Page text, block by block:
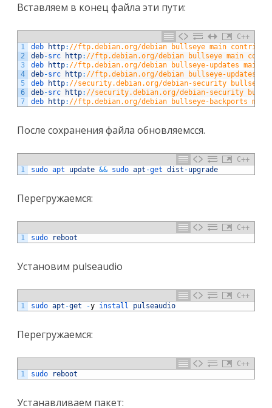
Вставляем в конец файла эти пути:
C++
1
2
3
4
5
6
7
deb http: //ftp.debian.org/debian bullseye main contrib
deb-src http: //ftp.debian.org/debian bullseye main
deb
http: //ftp.debian.org/debian bullseye-updates main
deb-src http: //ftp.debian.org/debian bullseye-updates
deb
http: //security.debian.org/debian-security
deb-src http: //security.debian.org/debian-security
deb
http: //ftp.debian.org/debian bullseye-backports
После сохранения файла обновляемсся.
C++
1
sudo apt update && sudo apt -get dist -upgrade
Перегружаемся:
C++
1
sudo reboot
Установим pulseaudio
C++
1
sudo apt -get -y install pulseaudio
Перегружаемся:
C++
1
sudo reboot
Устанавливаем пакет: